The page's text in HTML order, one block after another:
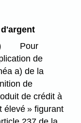
Pour
de
a) de la
de
de crédit à
élevé » figurant